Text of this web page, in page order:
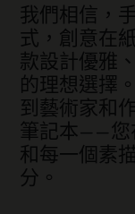
我們相信，
式，創意在
款設計優雅
的理想選擇
到藝術家和
筆記本——您
和每一個素
分。